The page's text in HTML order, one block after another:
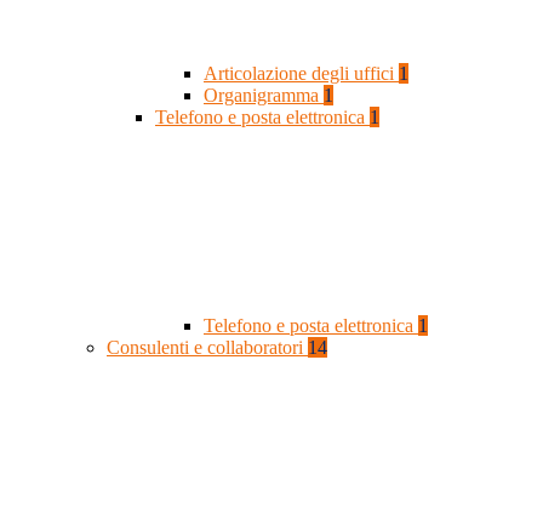
Articolazione degli uffici 1
Organigramma 1
Telefono e posta elettronica 1
Telefono e posta elettronica 1
Consulenti e collaboratori 14